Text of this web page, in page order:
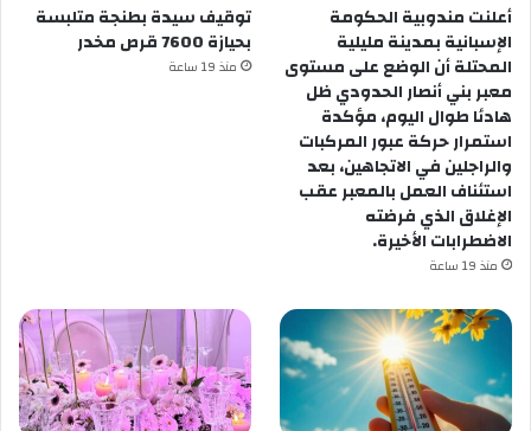
أعلنت مندوبية الحكومة
الإسبانية بمدينة مليلية
المحتلة أن الوضع على مستوى
معبر بني أنصار الحدودي ظل
هادئا طوال اليوم، مؤكدة
استمرار حركة عبور المركبات
والراجلين في الاتجاهين، بعد
استئناف العمل بالمعبر عقب
الإغلاق الذي فرضته
الاضطرابات الأخيرة.
منذ 19 ساعة
توقيف سيدة بطنجة متلبسة
بحيازة 7600 قرص مخدر
منذ 19 ساعة